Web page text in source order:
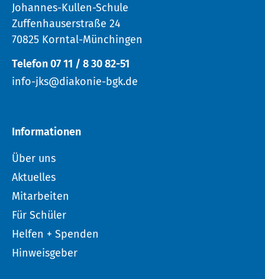
Johannes-Kullen-Schule
Zuffenhauserstraße 24
70825 Korntal-Münchingen
Telefon 07 11 / 8 30 82-51
info-jks@diakonie-bgk.de
Informationen
Über uns
Aktuelles
Mitarbeiten
Für Schüler
Helfen + Spenden
Hinweisgeber